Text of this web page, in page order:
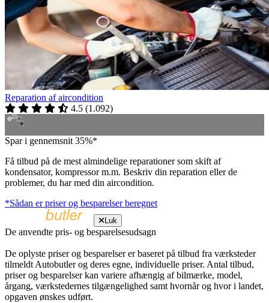
Reparation af aircondition
4.5 (1.092)
Spar i gennemsnit 35%*
Få tilbud på de mest almindelige reparationer som skift af
kondensator, kompressor m.m. Beskriv din reparation eller de
problemer, du har med din aircondition.
*Sådan er priser og besparelser beregnet
Luk
De anvendte pris- og besparelsesudsagn
De oplyste priser og besparelser er baseret på tilbud fra værksteder
tilmeldt Autobutler og deres egne, individuelle priser. Antal tilbud,
priser og besparelser kan variere afhængig af bilmærke, model,
årgang, værkstedernes tilgængelighed samt hvornår og hvor i landet,
opgaven ønskes udført.